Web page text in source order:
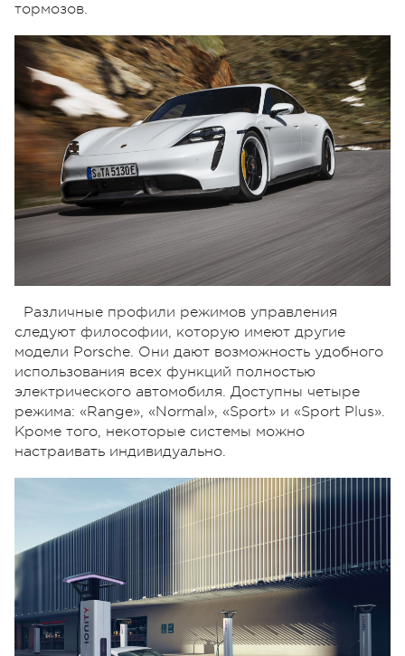
тормозов.
Различные профили режимов управления
следуют философии, которую имеют другие
модели Porsche. Они дают возможность удобного
использования всех функций полностью
электрического автомобиля. Доступны четыре
режима: «Range», «Normal», «Sport» и «Sport Plus».
Кроме того, некоторые системы можно
настраивать индивидуально.